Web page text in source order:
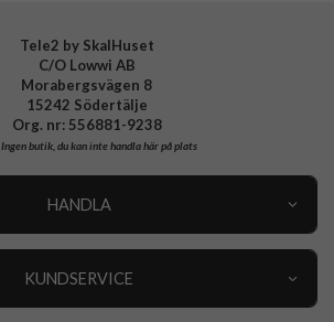
Tele2 by SkalHuset
C/O Lowwi AB
Morabergsvägen 8
15242 Södertälje
Org. nr: 556881-9238
Ingen butik, du kan inte handla här på plats
HANDLA
KUNDSERVICE